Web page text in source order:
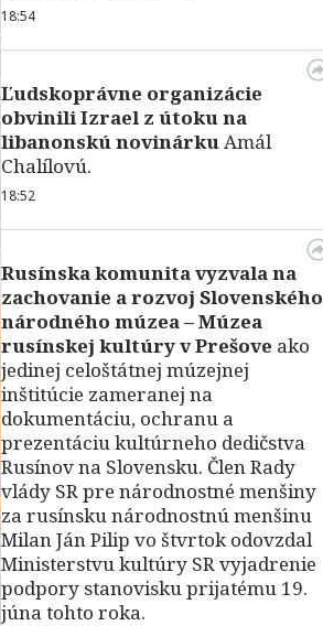
18:54
Ľudskoprávne organizácie
obvinili Izrael z útoku na
libanonskú novinárkuAmál
Chalílovú.
18:52
Rusínska komunita vyzvala na
zachovanie a rozvoj Slovenského
národného múzea – Múzea
rusínskej kultúry v Prešove ako
jedinej celoštátnej múzejnej
inštitúcie zameranej na
dokumentáciu, ochranu a
prezentáciu kultúrneho dedičstva
Rusínov na Slovensku. Člen Rady
vlády SR pre národnostné menšiny
za rusínsku národnostnú menšinu
Milan Ján Pilip vo štvrtok odovzdal
Ministerstvu kultúry SR vyjadrenie
podpory stanovisku prijatému 19.
júna tohto roka.